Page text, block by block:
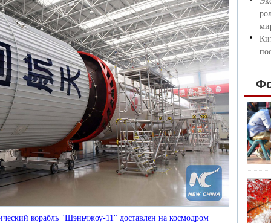
корабль "Шэньчжоу-11" доставлен на космодром